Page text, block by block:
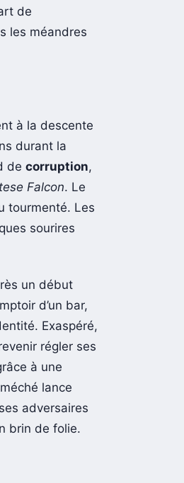
de
les méandres
à la descente
durant la
de corruption,
Falcon. Le
tourmenté. Les
sourires
un début
d’un bar,
Exaspéré,
régler ses
à une
lance
adversaires
brin de folie.